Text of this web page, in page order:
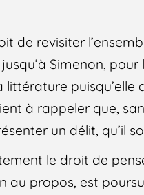
de revisiter
Simenon, pour
puisqu’elle
à rappeler que,
un délit, qu’il
le droit de
au propos, est